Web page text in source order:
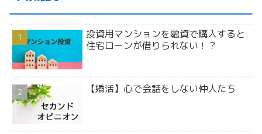
投資用マンションを融資で購入すると
住宅ローンが借りられない！？
【婚活】心で会話をしない仲人たち